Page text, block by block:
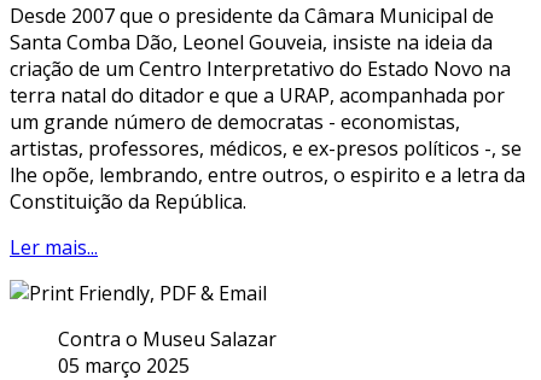
Desde 2007 que o presidente da Câmara Municipal de
Santa Comba Dão, Leonel Gouveia, insiste na ideia da
criação de um Centro Interpretativo do Estado Novo na
terra natal do ditador e que a URAP, acompanhada por
um grande número de democratas - economistas,
artistas, professores, médicos, e ex-presos políticos -, se
lhe opõe, lembrando, entre outros, o espirito e a letra da
Constituição da República.
Ler mais...
Contra o Museu Salazar
05 março 2025